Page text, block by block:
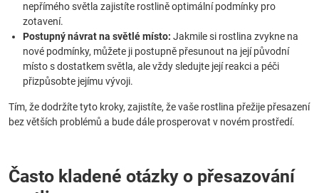
nepřímého světla zajistíte rostlině optimální podmínky pro
zotavení.
Postupný návrat na světlé místo: Jakmile si rostlina zvykne na
nové podmínky, můžete ji postupně přesunout na její původní
místo s dostatkem světla, ale vždy sledujte její reakci a péči
přizpůsobte jejímu vývoji.
Tím, že dodržíte tyto kroky, zajistíte, že vaše rostlina přežije přesazení
bez větších problémů a bude dále prosperovat v novém prostředí.
Často kladené otázky o přesazování